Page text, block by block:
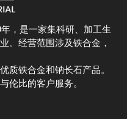
，是一家集科研、加工生
。经营范围涉及铁合金，
质铁合金和钠长石产品。
伦比的客户服务。